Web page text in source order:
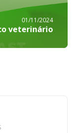
01/11/2024
veterinário